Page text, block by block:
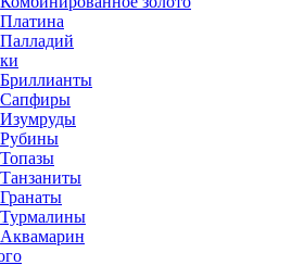
Платина
Палладий
Бриллианты
Сапфиры
Изумруды
Рубины
Топазы
Танзаниты
Гранаты
Турмалины
Аквамарин